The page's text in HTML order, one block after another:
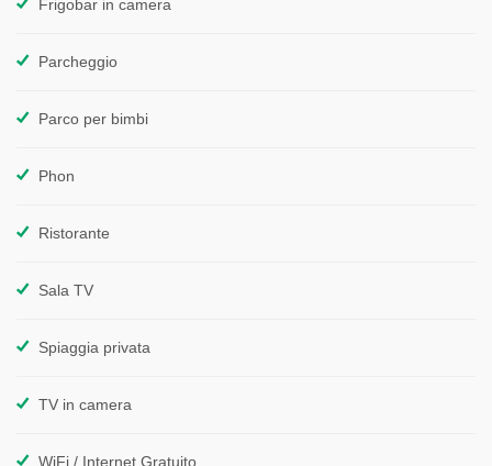
Frigobar in camera
Parcheggio
Parco per bimbi
Phon
Ristorante
Sala TV
Spiaggia privata
TV in camera
WiFi / Internet Gratuito